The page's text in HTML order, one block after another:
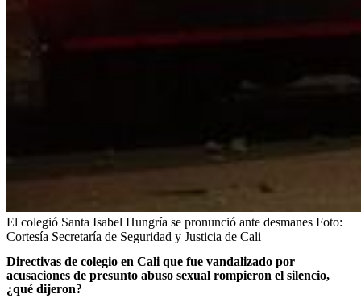
El colegió Santa Isabel Hungría se pronunció ante desmanes Foto:
Cortesía Secretaría de Seguridad y Justicia de Cali
Directivas de colegio en Cali que fue vandalizado por
acusaciones de presunto abuso sexual rompieron el silencio,
¿qué dijeron?